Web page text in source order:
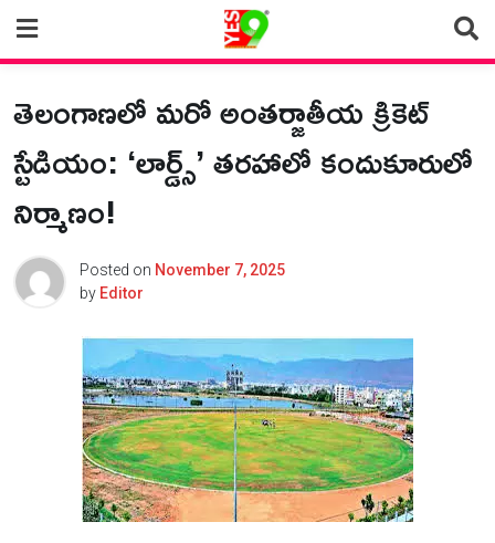
content
తెలంగాణలో మరో అంతర్జాతీయ క్రికెట్
స్టేడియం: ‘లార్డ్స్’ తరహాలో కందుకూరులో
నిర్మాణం!
Posted on November 7, 2025
by Editor